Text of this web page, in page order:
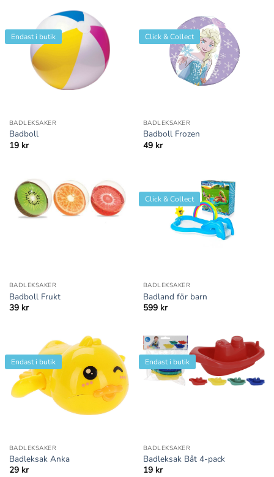
Endast i butik
BADLEKSAKER
Badboll
19 kr
Click & Collect
BADLEKSAKER
Badboll Frozen
49 kr
BADLEKSAKER
Badboll Frukt
39 kr
Click & Collect
BADLEKSAKER
Badland för barn
599 kr
Endast i butik
BADLEKSAKER
Badleksak Anka
29 kr
Endast i butik
BADLEKSAKER
Badleksak Båt 4-pack
19 kr